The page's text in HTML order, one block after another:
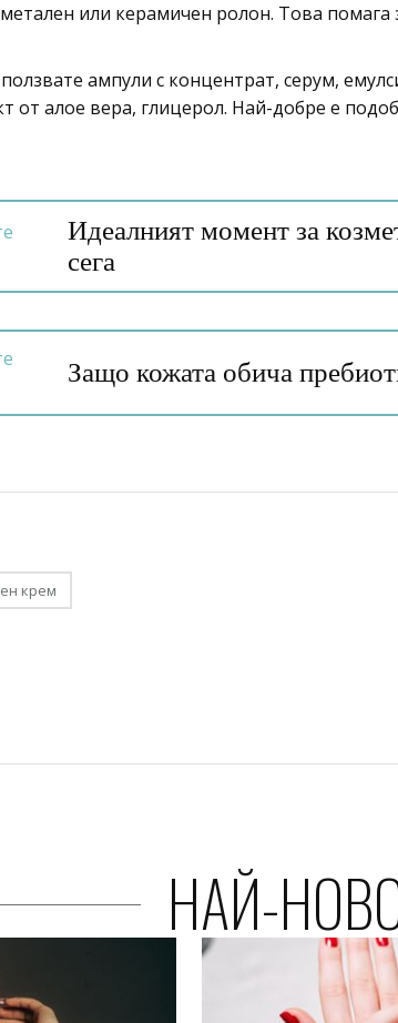
или керамичен ролон. Това помага
ампули с концентрат, серум,
от алое вера, глицерол. Най-добре е
Идеалният момент за
сега
Защо кожата обича
крем
НАЙ-